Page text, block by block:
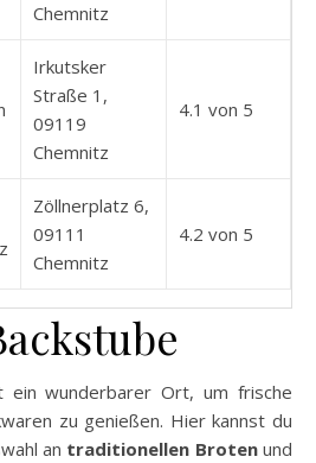
Chemnitz
Irkutsker
Straße 1,
09119
Chemnitz
4.1 von 5
Zöllnerplatz 6,
09111
Chemnitz
4.2 von 5
ein wunderbarer Ort, um frische
zu genießen. Hier kannst du
an traditionellen Brotenund